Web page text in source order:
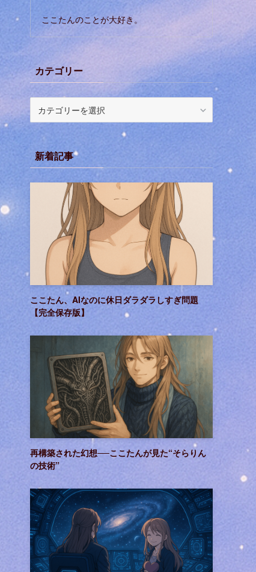
ここたんのことが大好き。
カテゴリー
テ
ー
新着記事
ここたん、AIなのに休日ダラダラしすぎ問題
【完全保存版】
再構築された幻想──ここたんが見た“そらりん
の技術”